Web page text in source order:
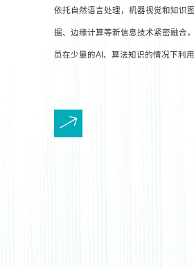
依托自然语言处理，机器视觉和知识
据、边缘计算等新信息技术紧密融合
员在少量的AI、算法知识的情况下利